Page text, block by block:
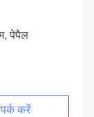
पेपैल
करें